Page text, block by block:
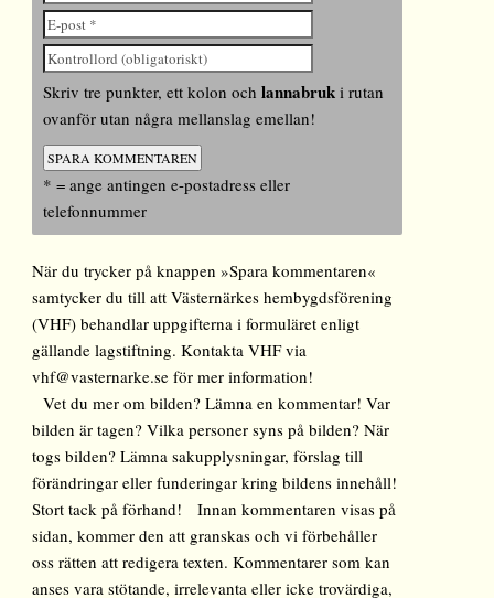
Skriv tre punkter, ett kolon ochlannabruk i rutan
ovanför utan några mellanslag emellan!
* = ange antingen e-postadress eller
telefonnummer
När du trycker på knappen »Spara kommentaren«
samtycker du till att Västernärkes hembygdsförening
(VHF) behandlar uppgifterna i formuläret enligt
gällande lagstiftning. Kontakta VHF via
vhf@vasternarke.se för mer information!
Vet du mer om bilden? Lämna en kommentar! Var
bilden är tagen? Vilka personer syns på bilden? När
togs bilden? Lämna sakupplysningar, förslag till
förändringar eller funderingar kring bildens innehåll!
Stort tack på förhand! Innan kommentaren visas på
sidan, kommer den att granskas och vi förbehåller
oss rätten att redigera texten. Kommentarer som kan
anses vara stötande, irrelevanta eller icke trovärdiga,